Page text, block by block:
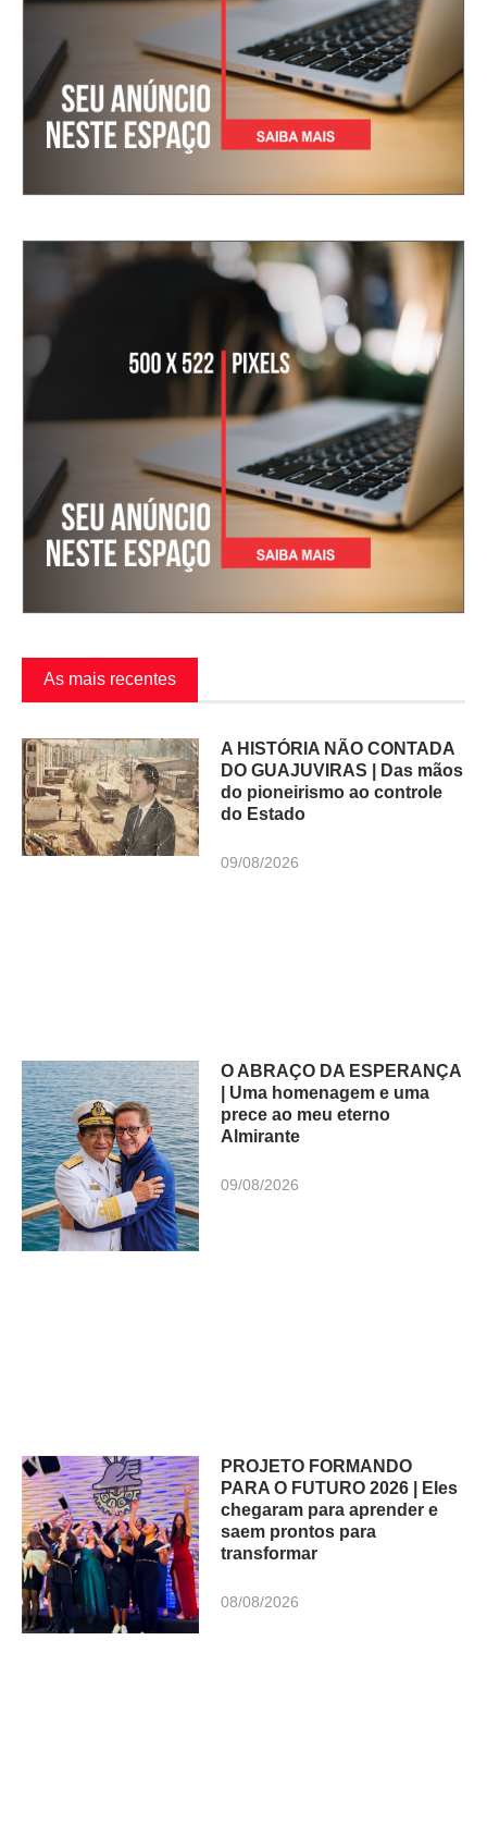
As mais recentes
A HISTÓRIA NÃO CONTADA
DO GUAJUVIRAS | Das mãos
do pioneirismo ao controle
do Estado
09/08/2026
O ABRAÇO DA ESPERANÇA
| Uma homenagem e uma
prece ao meu eterno
Almirante
09/08/2026
PROJETO FORMANDO
PARA O FUTURO 2026 | Eles
chegaram para aprender e
saem prontos para
transformar
08/08/2026